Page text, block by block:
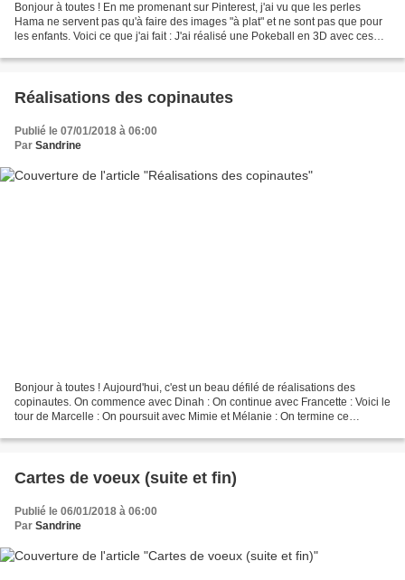
Bonjour à toutes ! En me promenant sur Pinterest, j'ai vu que les perles
Hama ne servent pas qu'à faire des images "à plat" et ne sont pas que pour
les enfants. Voici ce que j'ai fait : J'ai réalisé une Pokeball en 3D avec ces
Réalisations des copinautes
Publié le 07/01/2018 à 06:00
Par Sandrine
Bonjour à toutes ! Aujourd'hui, c'est un beau défilé de réalisations des
copinautes. On commence avec Dinah : On continue avec Francette : Voici le
tour de Marcelle : On poursuit avec Mimie et Mélanie : On termine ce
Cartes de voeux (suite et fin)
Publié le 06/01/2018 à 06:00
Par Sandrine